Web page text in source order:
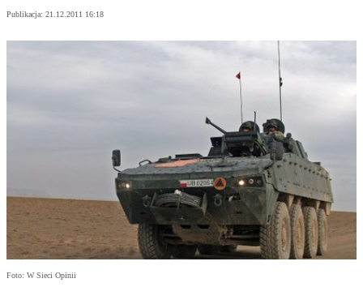
Publikacja: 21.12.2011 16:18
Foto: W Sieci Opinii